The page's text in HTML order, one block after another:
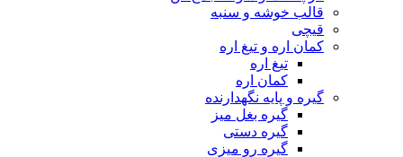
قالب خوشه و سنبه
قیچی
کمان اره و تیغ اره
تیغ اره
کمان اره
گیره و پایه نگهدارنده
گیره بغل میز
گیره دستی
گیره رو میزی